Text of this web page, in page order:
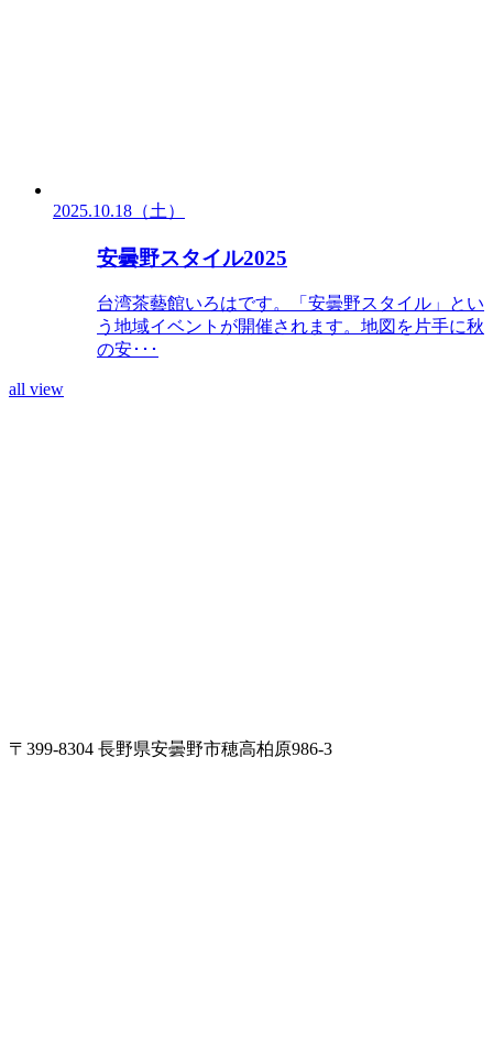
2025.10.18（土）
安曇野スタイル2025
台湾茶藝館いろはです。「安曇野スタイル」とい
う地域イベントが開催されます。地図を片手に秋
の安･･･
all view
〒399-8304 長野県安曇野市穂高柏原986-3